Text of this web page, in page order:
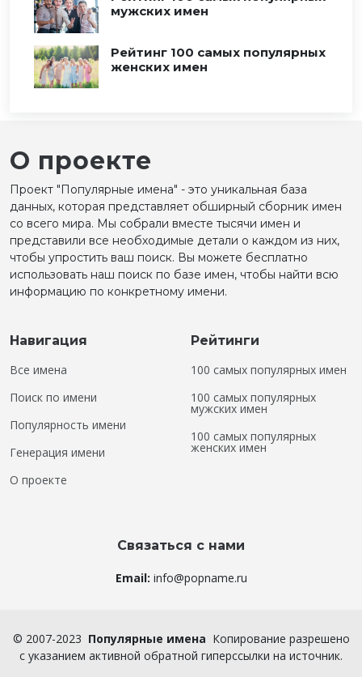
мужских имен
Рейтинг 100 самых популярных
женских имен
О проекте
Проект "Популярные имена" - это уникальная база
данных, которая представляет обширный сборник имен
со всего мира. Мы собрали вместе тысячи имен и
представили все необходимые детали о каждом из них,
чтобы упростить ваш поиск. Вы можете бесплатно
использовать наш поиск по базе имен, чтобы найти всю
информацию по конкретному имени.
Навигация
Все имена
Поиск по имени
Популярность имени
Генерация имени
О проекте
Рейтинги
100 самых популярных имен
100 самых популярных
мужских имен
100 самых популярных
женских имен
Связаться с нами
Email: info@popname.ru
© 2007-2023 Популярные имена Копирование разрешено
с указанием активной обратной гиперссылки на источник.